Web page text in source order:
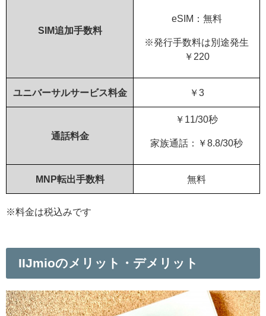
SIM追加手数料
eSIM：無料
※発行手数料は別途発生
￥220
ユニバーサルサービス料金 ￥3
通話料金
￥11/30秒
家族通話：￥8.8/30秒
MNP転出手数料 無料
※料金は税込みです
IIJmioのメリット・デメリット